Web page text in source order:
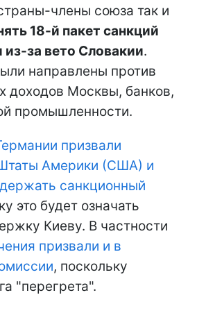
члены союза так и
18-й пакет санкций
из-за вето Словакии.
направлены против
доходов Москвы, банков,
промышленности.
призвали
Америки (США) и
санкционный
это будет означать
Киеву. В частности
призвали и в
, поскольку
"перегрета".